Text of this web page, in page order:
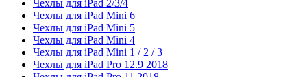
Чехлы для iPad 2/3/4
Чехлы для iPad Mini 6
Чехлы для iPad Mini 5
Чехлы для iPad Mini 4
Чехлы для iPad Mini 1 / 2 / 3
Чехлы для iPad Pro 12.9 2018